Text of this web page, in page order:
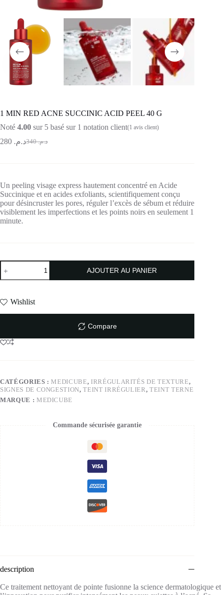
1 MIN RED ACNE SUCCINIC ACID PEEL 40 G
Noté 4.00 sur 5 basé sur 1 notation client(1 avis client)
د.م.340 د.م.
Un peeling visage express hautement concentré en Acide
Succinique et en acides exfoliants, scientifiquement conçu
pour désincruster les pores, réguler l’excès de sébum et réduire
visiblement les imperfections et les points noirs en seulement 1
minute.
AJOUTER AU PANIER
Wishlist
Compare
CATÉGORIES :MEDICUBE, IRRÉGULARITÉS DE TEXTURE,
SIGNES DE CONGESTION,TEINT IRRÉGULIER,TEINT TERNE
MARQUE : MEDICUBE
Commande sécurisée garantie
description
Ce traitement nettoyant de pointe fusionne la science dermatologique et